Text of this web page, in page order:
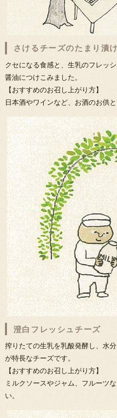
さけるチーズのたまり漬け
クセになる食感と、生乳のフレッ
醤油につけこみました。
【おすすめのお召し上がり方】
日本酒やワインなど、お酒のお供
澄白フレッシュチーズ
搾りたての生乳を乳酸発酵し、水
が特長なチーズです。
【おすすめのお召し上がり方】
ミルクソースやジャム、フルーツ
い。